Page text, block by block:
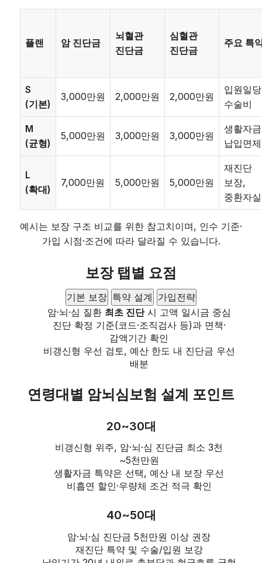
플랜 암 진단금
뇌혈관
진단금
심혈관
진단금
주요 특
S
(기본)
3,000만원 2,000만원 2,000만원
입원일
수술비
M
(균형)
5,000만원 3,000만원 3,000만원
생활자
납입면제
L
(확대)
7,000만원 5,000만원 5,000만원
재진단
보장,
중환자실
예시는 보장 구조 비교를 위한 참고치이며, 인수 기준·
가입 시점·조건에 따라 달라질 수 있습니다.
보장 탭별 요점
기본 보장 특약 설계 가입전략
암·뇌·심 질환 최초 진단시 고액 일시금 중심
진단 확정 기준(코드·조직검사 등)과 면책·
감액기간 확인
비갱신형 우선 검토, 예산 한도 내 진단금 우선
배분
연령대별 암뇌심보험 설계 포인트
20~30대
비갱신형 위주, 암·뇌·심 진단금 최소 3천
~5천만원
생활자금 특약은 선택, 예산 내 보장 우선
비흡연 할인·우량체 조건 적극 확인
40~50대
암·뇌·심 진단금 5천만원 이상 권장
재진단 특약 및 수술/입원 보강